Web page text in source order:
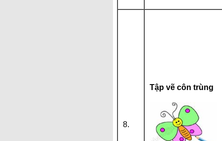
8.
Tập vẽ côn trùng